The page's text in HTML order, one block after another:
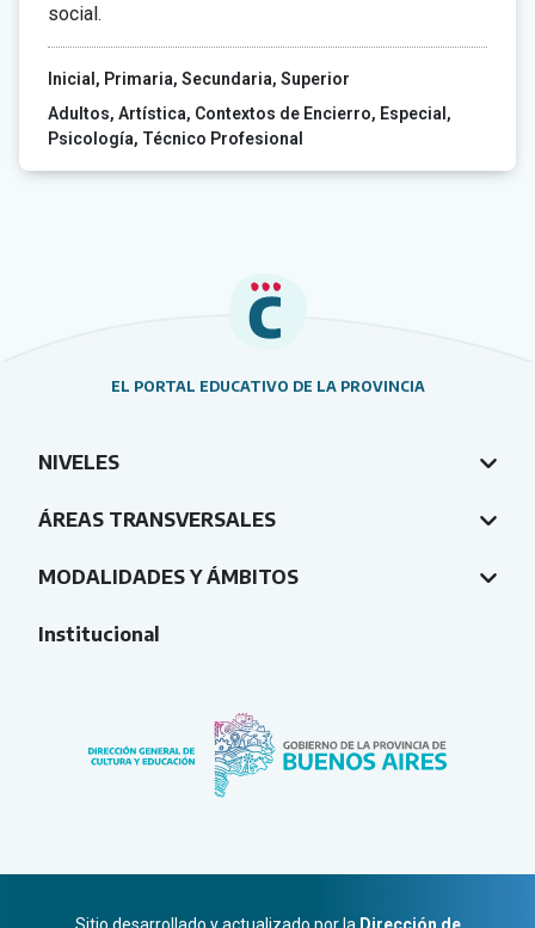
social.
Inicial Primaria Secundaria Superior
Adultos Artística Contextos de Encierro
Especial
Psicología Técnico Profesional
EL PORTAL EDUCATIVO DE LA PROVINCIA
NIVELES
ÁREAS TRANSVERSALES
MODALIDADES Y ÁMBITOS
Institucional